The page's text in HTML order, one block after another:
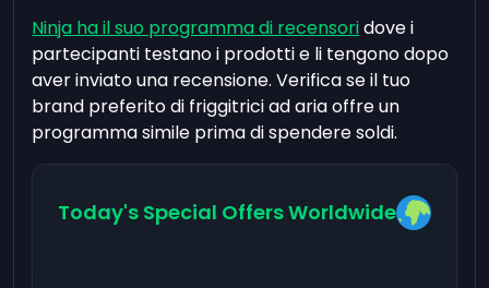
Ninja ha il suo programma di recensoridove i
partecipanti testano i prodotti e li tengono dopo
aver inviato una recensione. Verifica se il tuo
brand preferito di friggitrici ad aria offre un
programma simile prima di spendere soldi.
Today's Special Offers Worldwide